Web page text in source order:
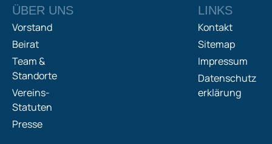
ÜBER UNS
Vorstand
Beirat
Team &
Standorte
Vereins-
Statuten
Presse
LINKS
Kontakt
Sitemap
Impressum
Datenschutz
erklärung